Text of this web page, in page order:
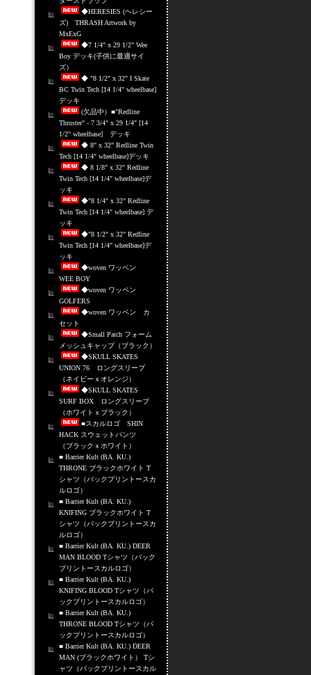
◆HERESIES (ヘレシー
ズ) THRASH Artwork by
MxExG
◆7 1/4" x 29 1/2" Wee
Boy デッキ(子供に最適サイ
ズ）
◆ "8 1/2" x 32" I Skate
BC Twin Tech [14 1/4" wheelbase]
デッキ
(欠品中）■"Redline
Thruster" - 7 3/4" x 29 1/4" [14
1/2" wheelbase] デッキ
◆ 8" x 32" Redline Twin
Tech [14 1/4" wheelbase]デッキ
◆ 8 1/8" x 32" Redline
Twin Tech [14 1/4" wheelbase]デ
ッキ
◆"8 1/4" x 32" Redline
Twin Tech [14 1/4" wheelbase] デ
ッキ
◆"8 1/2" x 32" Redline
Twin Tech [14 1/4" wheelbase]デ
ッキ
◆woven ワッペン
WEE BOY
◆woven ワッペン
GOLFERS
◆woven ワッペン カ
セット
◆Small Patch フォーム
メッシュキャップ（ブラック）
◆SKULL SKATES
UNION 76 ロングスリーブ
（ネイビーｘオレンジ）
◆SKULL SKATES
SURF BOX ロングスリーブ
（ホワイトｘブラック）
■スカルロゴ SHIN
HACK スウェットパンツ
（ブラックｘホワイト）
■ Barrier Kult (BA. KU.)
THRONE ブラックホワイト T
シャツ（バックプリントースカ
ルロゴ）
■ Barrier Kult (BA. KU.)
KNIFING ブラックホワイト T
シャツ（バックプリントースカ
ルロゴ）
■ Barrier Kult (BA. KU.) DEER
MAN BLOOD Tシャツ（バック
プリントースカルロゴ）
■ Barrier Kult (BA. KU.)
KNIFING BLOOD Tシャツ（バ
ックプリントースカルロゴ）
■ Barrier Kult (BA. KU.)
THRONE BLOOD Tシャツ（バ
ックプリントースカルロゴ）
■ Barrier Kult (BA. KU.) DEER
MAN (ブラックホワイト） Tシ
ャツ（バックプリントースカル